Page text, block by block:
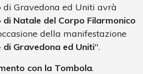
di Gravedona ed Uniti avrà
di Natale del Corpo Filarmonico
della manifestazione
di Gravedona ed Uniti".
con la Tombola.